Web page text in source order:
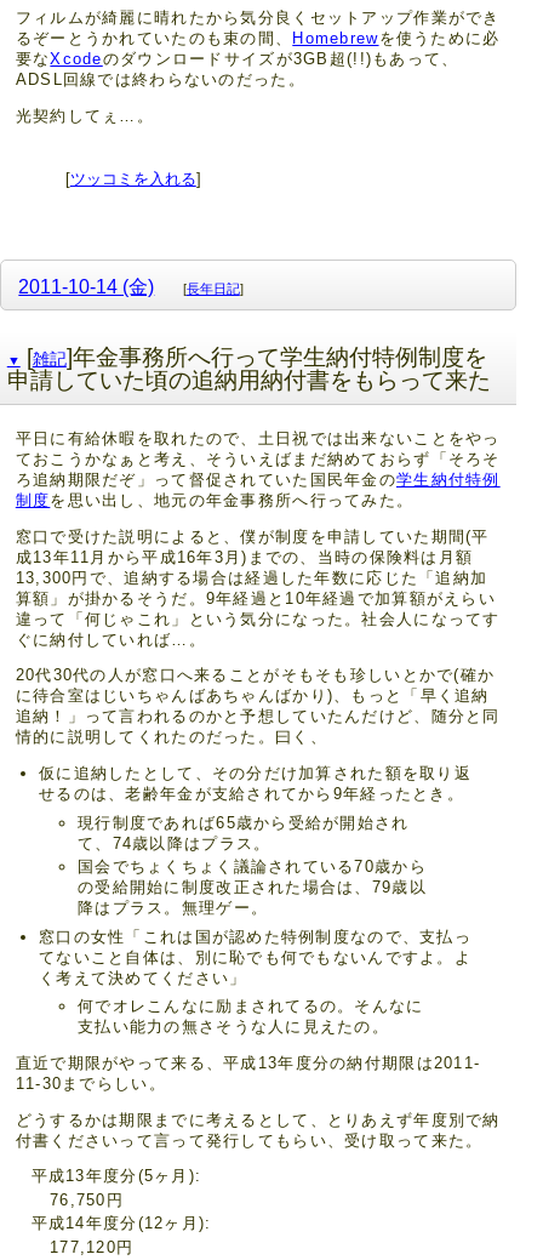
フィルムが綺麗に晴れたから気分良くセットアップ作業ができ
るぞーとうかれていたのも束の間、
Homebrewを使うために必
要なXcodeのダウンロードサイズが3GB超(!!)もあって、
ADSL回線では終わらないのだった。
光契約してぇ…。
[ツッコミを入れる]
2011-10-14 (金) [長年日記]
▼ [雑記]年金事務所へ行って学生納付特例制度を
申請していた頃の追納用納付書をもらって来た
平日に有給休暇を取れたので、土日祝では出来ないことをやっ
ておこうかなぁと考え、そういえばまだ納めておらず「そろそ
ろ追納期限だぞ」って督促されていた国民年金の学生納付特例
制度を思い出し、地元の年金事務所へ行ってみた。
窓口で受けた説明によると、僕が制度を申請していた期間(平
成13年11月から平成16年3月)までの、当時の保険料は月額
13,300円で、追納する場合は経過した年数に応じた「追納加
算額」が掛かるそうだ。9年経過と10年経過で加算額がえらい
違って「何じゃこれ」という気分になった。社会人になってす
ぐに納付していれば…。
20代30代の人が窓口へ来ることがそもそも珍しいとかで(確か
に待合室はじいちゃんばあちゃんばかり)、もっと「早く追納
追納！」って言われるのかと予想していたんだけど、随分と同
情的に説明してくれたのだった。曰く、
仮に追納したとして、その分だけ加算された額を取り返
せるのは、老齢年金が支給されてから9年経ったとき。
現行制度であれば65歳から受給が開始され
て、74歳以降はプラス。
国会でちょくちょく議論されている70歳から
の受給開始に制度改正された場合は、79歳以
降はプラス。無理ゲー。
窓口の女性「これは国が認めた特例制度なので、支払っ
てないこと自体は、別に恥でも何でもないんですよ。よ
く考えて決めてください」
何でオレこんなに励まされてるの。そんなに
支払い能力の無さそうな人に見えたの。
直近で期限がやって来る、平成13年度分の納付期限は2011-
11-30までらしい。
どうするかは期限までに考えるとして、とりあえず年度別で納
付書くださいって言って発行してもらい、受け取って来た。
平成13年度分(5ヶ月)
76,750円
平成14年度分(12ヶ月)
177,120円